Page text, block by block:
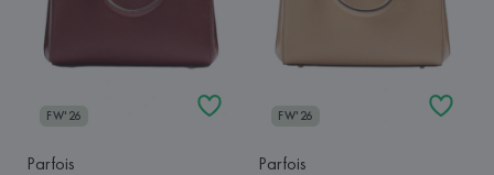
FW'26
Parfois
FW'26
Parfois